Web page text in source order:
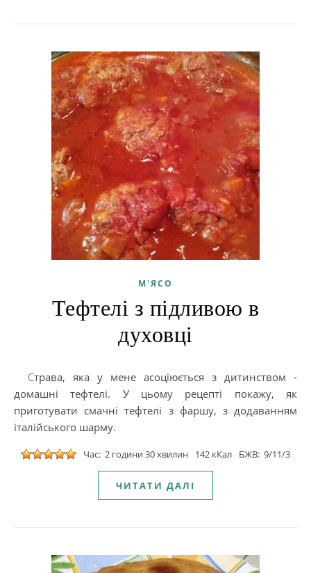
М'ЯСО
Тефтелі з підливою в
духовці
Страва, яка у мене асоціюється з дитинством -
домашні тефтелі. У цьому рецепті покажу, як
приготувати смачні тефтелі з фаршу, з додаванням
італійського шарму.
Час: 2 години 30 хвилин 142 кКал БЖВ: 9/11/3
ЧИТАТИ ДАЛІ